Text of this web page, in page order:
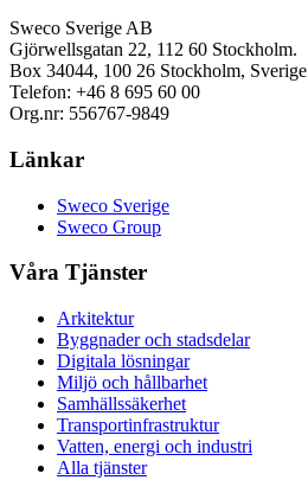
Sweco Sverige AB
Gjörwellsgatan 22, 112 60 Stockholm.
Box 34044, 100 26 Stockholm, Sverige
Telefon: +46 8 695 60 00
Org.nr: 556767-9849
Länkar
Sweco Sverige
Sweco Group
Våra Tjänster
Arkitektur
Byggnader och stadsdelar
Digitala lösningar
Miljö och hållbarhet
Samhällssäkerhet
Transportinfrastruktur
Vatten, energi och industri
Alla tjänster